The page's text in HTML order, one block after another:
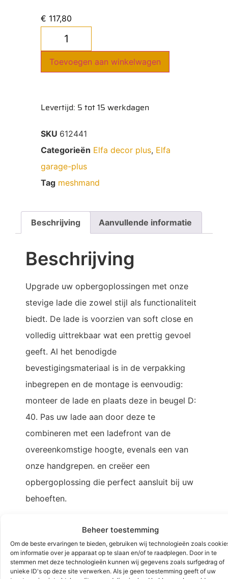
Beheer toestemming
Om de beste ervaringen te bieden, gebruiken wij technologieën zoals
om informatie over je apparaat op te slaan en/of te raadplegen. Door in te
stemmen met deze technologieën kunnen wij gegevens zoals surfgedrag of
unieke ID's op deze site verwerken. Als je geen toestemming geeft of uw
€ 117,80
Toevoegen aan winkelwagen
Levertijd: 5 tot 15 werkdagen
SKU 612441
Categorieën Elfa decor plus, Elfa
garage-plus
Tag meshmand
Beschrijving Aanvullende informatie
Beschrijving
Upgrade uw opbergoplossingen met onze
stevige lade die zowel stijl als functionaliteit
biedt. De lade is voorzien van soft close en
volledig uittrekbaar wat een prettig gevoel
geeft. Al het benodigde
bevestigingsmateriaal is in de verpakking
inbegrepen en de montage is eenvoudig:
monteer de lade en plaats deze in beugel D:
40. Pas uw lade aan door deze te
combineren met een ladefront van de
overeenkomstige hoogte, evenals een van
onze handgrepen. en creëer een
opbergoplossing die perfect aansluit bij uw
behoeften.
Creëert gesloten opslag in uw systeem.
Voorzien van soft close en volledige